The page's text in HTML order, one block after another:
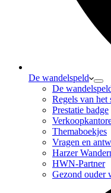
De wandelspeld
De
Regels van het
Prestatie badge
Themaboekjes
Vragen en
Harzer
HWN-Partner
Gezond ouder